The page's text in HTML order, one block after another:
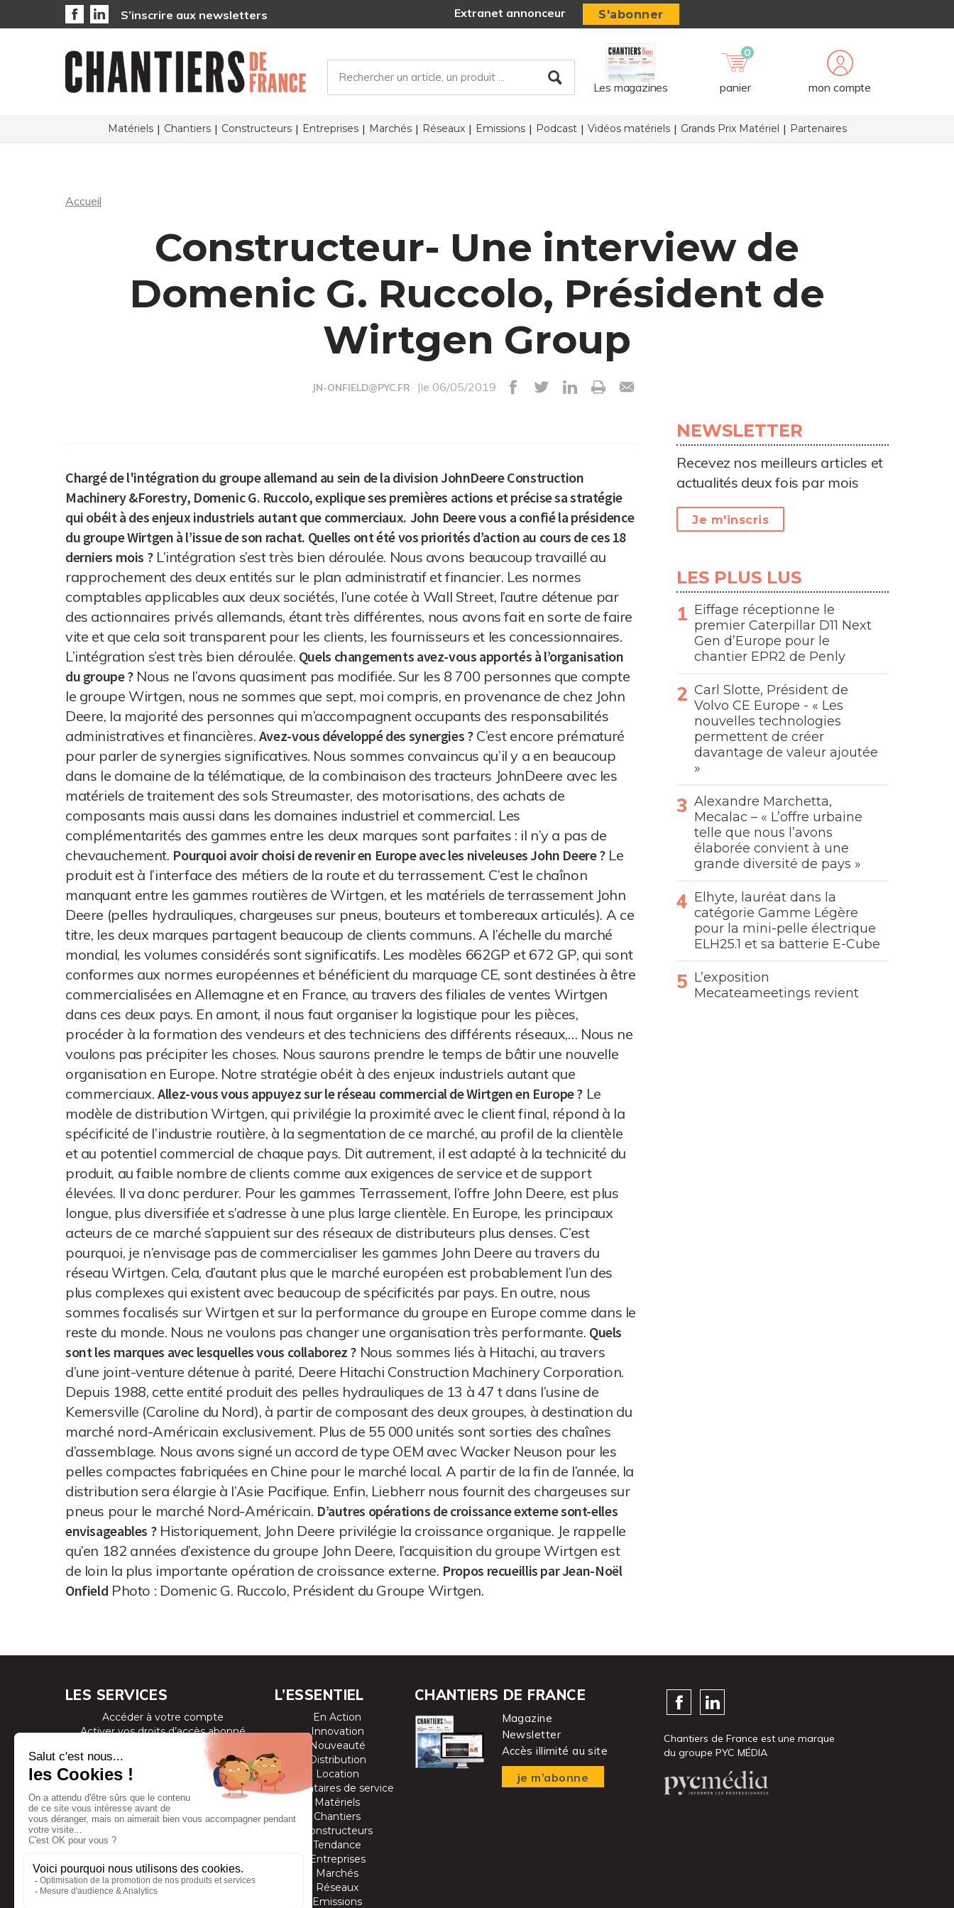
S’inscrire aux newsletters Extranet annonceur S'abonner
Les magazines
0
panier mon compte
Matériels Chantiers Constructeurs Entreprises Marchés Réseaux Emissions Podcast Vidéos matériels Grands Prix Matériel Partenaires
Accueil
Constructeur- Une interview de
Domenic G. Ruccolo, Président de
Wirtgen Group
JN-ONFIELD@PYC.FR |le 06/05/2019
Chargé de l'intégration du groupe allemand au sein de la division JohnDeere Construction
Machinery &Forestry, Domenic G. Ruccolo, explique ses premières actions et précise sa stratégie
qui obéit à des enjeux industriels autant que commerciaux. John Deere vous a confié la présidence
du groupe Wirtgen à l’issue de son rachat. Quelles ont été vos priorités d’action au cours de ces 18
derniers mois ?L’intégration s’est très bien déroulée. Nous avons beaucoup travaillé au
rapprochement des deux entités sur le plan administratif et financier. Les normes
comptables applicables aux deux sociétés, l’une cotée à Wall Street, l’autre détenue par
des actionnaires privés allemands, étant très différentes, nous avons fait en sorte de faire
vite et que cela soit transparent pour les clients, les fournisseurs et les concessionnaires.
L’intégration s’est très bien déroulée. Quels changements avez-vous apportés à l’organisation
du groupe ?Nous ne l’avons quasiment pas modifiée. Sur les 8 700 personnes que compte
le groupe Wirtgen, nous ne sommes que sept, moi compris, en provenance de chez John
Deere, la majorité des personnes qui m’accompagnent occupants des responsabilités
administratives et financières. Avez-vous développé des synergies ?C’est encore prématuré
pour parler de synergies significatives. Nous sommes convaincus qu’il y a en beaucoup
dans le domaine de la télématique, de la combinaison des tracteurs JohnDeere avec les
matériels de traitement des sols Streumaster, des motorisations, des achats de
composants mais aussi dans les domaines industriel et commercial. Les
complémentarités des gammes entre les deux marques sont parfaites : il n’y a pas de
chevauchement. Pourquoi avoir choisi de revenir en Europe avec les niveleuses John Deere ?Le
produit est à l’interface des métiers de la route et du terrassement. C’est le chaînon
manquant entre les gammes routières de Wirtgen, et les matériels de terrassement John
Deere (pelles hydrauliques, chargeuses sur pneus, bouteurs et tombereaux articulés). A ce
titre, les deux marques partagent beaucoup de clients communs. A l’échelle du marché
mondial, les volumes considérés sont significatifs. Les modèles 662GP et 672 GP, qui sont
conformes aux normes européennes et bénéficient du marquage CE, sont destinées à être
commercialisées en Allemagne et en France, au travers des filiales de ventes Wirtgen
dans ces deux pays. En amont, il nous faut organiser la logistique pour les pièces,
procéder à la formation des vendeurs et des techniciens des différents réseaux,… Nous ne
voulons pas précipiter les choses. Nous saurons prendre le temps de bâtir une nouvelle
organisation en Europe. Notre stratégie obéit à des enjeux industriels autant que
commerciaux.Allez-vous vous appuyez sur le réseau commercial de Wirtgen en Europe ? Le
modèle de distribution Wirtgen, qui privilégie la proximité avec le client final, répond à la
spécificité de l’industrie routière, à la segmentation de ce marché, au profil de la clientèle
et au potentiel commercial de chaque pays. Dit autrement, il est adapté à la technicité du
produit, au faible nombre de clients comme aux exigences de service et de support
élevées. Il va donc perdurer. Pour les gammes Terrassement, l’offre John Deere, est plus
longue, plus diversifiée et s’adresse à une plus large clientèle. En Europe, les principaux
acteurs de ce marché s’appuient sur des réseaux de distributeurs plus denses. C’est
pourquoi, je n’envisage pas de commercialiser les gammes John Deere au travers du
réseau Wirtgen. Cela, d’autant plus que le marché européen est probablement l’un des
plus complexes qui existent avec beaucoup de spécificités par pays. En outre, nous
sommes focalisés sur Wirtgen et sur la performance du groupe en Europe comme dans le
reste du monde. Nous ne voulons pas changer une organisation très performante. Quels
sont les marques avec lesquelles vous collaborez ? Nous sommes liés à Hitachi, au travers
d’une joint-venture détenue à parité, Deere Hitachi Construction Machinery Corporation.
Depuis 1988, cette entité produit des pelles hydrauliques de 13 à 47 t dans l’usine de
Kemersville (Caroline du Nord), à partir de composant des deux groupes, à destination du
marché nord-Américain exclusivement. Plus de 55 000 unités sont sorties des chaînes
d’assemblage. Nous avons signé un accord de type OEM avec Wacker Neuson pour les
pelles compactes fabriquées en Chine pour le marché local. A partir de la fin de l’année, la
distribution sera élargie à l’Asie Pacifique. Enfin, Liebherr nous fournit des chargeuses sur
pneus pour le marché Nord-Américain. D’autres opérations de croissance externe sont-elles
envisageables ?Historiquement, John Deere privilégie la croissance organique. Je rappelle
qu’en 182 années d’existence du groupe John Deere, l’acquisition du groupe Wirtgen est
de loin la plus importante opération de croissance externe. Propos recueillis par Jean-Noël
Onfield Photo : Domenic G. Ruccolo, Président du Groupe Wirtgen.
NEWSLETTER
Recevez nos meilleurs articles et
actualités deux fois par mois
Je m'inscris
LES PLUS LUS
Eiffage réceptionne le
premier Caterpillar D11 Next
Gen d’Europe pour le
chantier EPR2 de Penly
Carl Slotte, Président de
Volvo CE Europe - « Les
nouvelles technologies
permettent de créer
davantage de valeur ajoutée
»
Alexandre Marchetta,
Mecalac – « L’offre urbaine
telle que nous l’avons
élaborée convient à une
grande diversité de pays »
Elhyte, lauréat dans la
catégorie Gamme Légère
pour la mini-pelle électrique
ELH25.1 et sa batterie E-Cube
L’exposition
Mecateameetings revient
LES SERVICES
Accéder à votre compte
Activer vos droits d’accès abonné
Consulter les magazines
S’inscrire aux newsletters
Devenir annonceur
Se connecter à l’extranet annonceur
Nous contacter
L’ESSENTIEL
En Action
Innovation
Nouveauté
Distribution
Location
Prestataires de service
Matériels
Chantiers
Constructeurs
Tendance
Entreprises
Marchés
Réseaux
Emissions
CHANTIERS DE FRANCE
Magazine
Newsletter
Accès illimité au site
je m’abonne
Chantiers de France est une marque
du groupe PYC MÉDIA